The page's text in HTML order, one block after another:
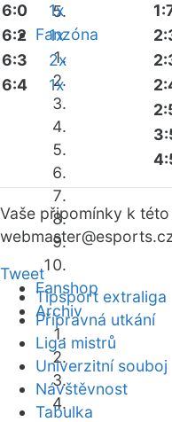
Fanzóna
Fanshop
Archiv
6:0
1x
6:2
1x
6:3
2x
6:4
1x
Vaše připomínky k
webmaster
Tweet
Tipsport extraliga
Přípravná utkání
Liga mistrů
Univerzitní souboj
Návštěvnost
Tabulka